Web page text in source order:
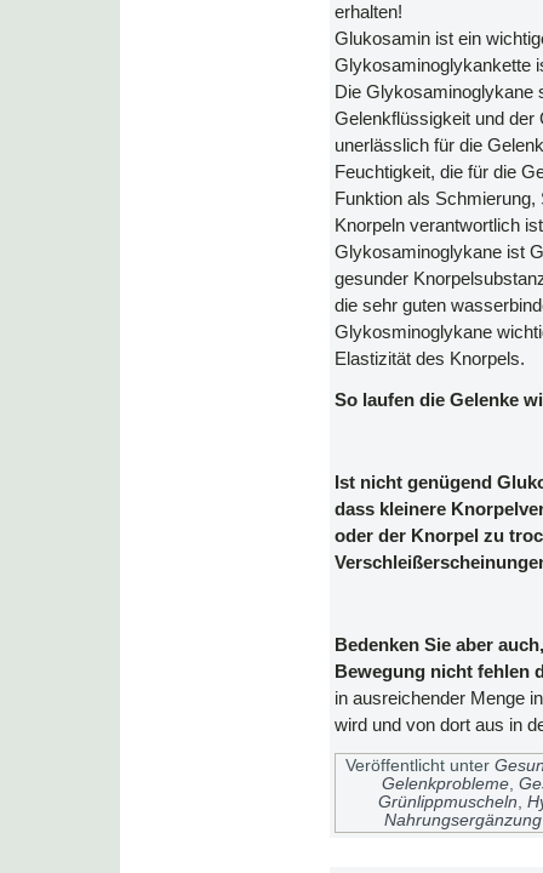
erhalten!
Glukosamin ist ein
Glykosaminoglykankette
Die Glykosaminoglykane
Gelenkflüssigkeit und der
unerlässlich für die
Feuchtigkeit, die für die
Funktion als
Knorpeln verantwortlich
Glykosaminoglykane ist
gesunder
die sehr guten
Glykosminoglykane
Elastizität des Knorpels.
So laufen die Gelenke
Ist nicht genügend
dass kleinere
oder der Knorpel zu
Bedenken Sie aber
Bewegung nicht fehlen
in ausreichender Menge
wird und von dort aus in
Veröffentlicht unter
Gelenkprobleme,
Grünlippmuscheln,
Nahrungsergänzung